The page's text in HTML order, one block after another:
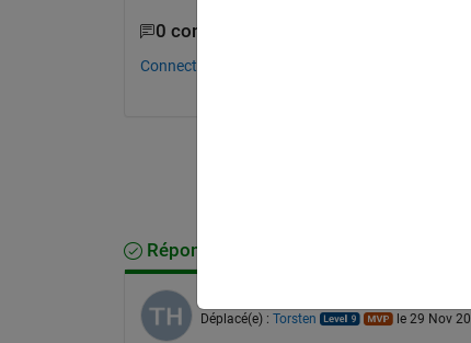
0 commentaires
Connectez-vous pour commenter.
Réponse acceptée
Déplacé(e) : Torsten le 29 Nov